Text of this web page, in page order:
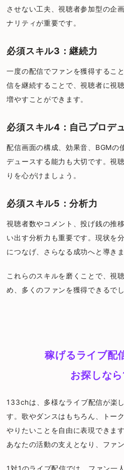
させない工夫、視聴者参加型の企
ナリティが重要です。
必須スキル3：継続力
一度の配信でファンを獲得するこ
信を継続することで、視聴者に視
増やすことができます。
必須スキル4：自己プロデ
配信画面の構成、効果音、BGMの
デュースする能力も大切です。視
りを心がけましょう。
必須スキル5：分析力
視聴者数やコメント、投げ銭の推
い出す分析力も重要です。現状を
につなげ、さらなる成功へと導きま
これらのスキルを磨くことで、視
め、多くのファンを獲得できるでし
稼げるライブ配
お探しな
133chは、多様なライブ配信が楽
す。歌やダンスはもちろん、トー
やりたいことを自由に表現できま
あなたの活動の支えとなり、ファ
1対1のライブ配信では、ファン一